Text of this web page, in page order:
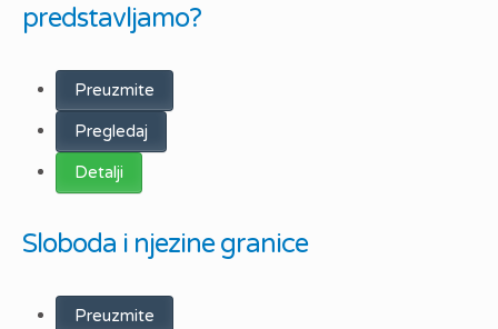
predstavljamo?
Preuzmite
Pregledaj
Detalji
Sloboda i njezine granice
Preuzmite